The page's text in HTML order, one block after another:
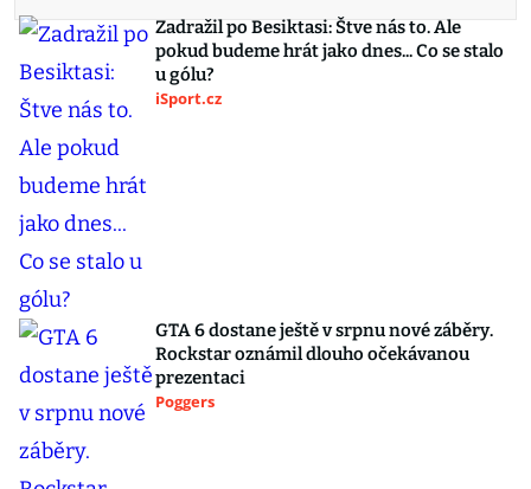
Zadražil po Besiktasi: Štve nás to. Ale
pokud budeme hrát jako dnes... Co se stalo
u gólu?
iSport.cz
GTA 6 dostane ještě v srpnu nové záběry.
Rockstar oznámil dlouho očekávanou
prezentaci
Poggers